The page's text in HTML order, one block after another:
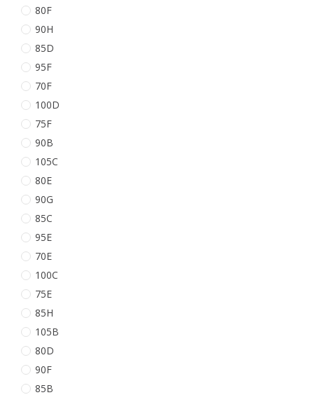
80F
90H
85D
95F
70F
100D
75F
90B
105C
80E
90G
85C
95E
70E
100C
75E
85H
105B
80D
90F
85B